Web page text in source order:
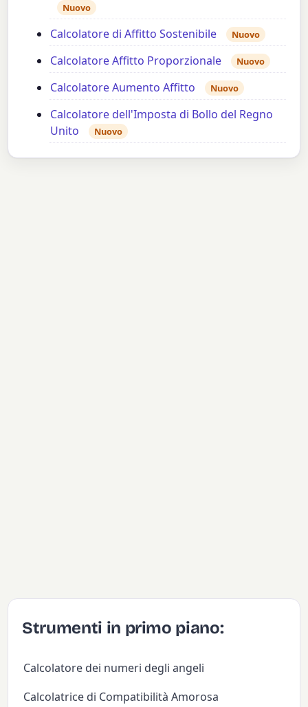
Nuovo
Calcolatore di Affitto Sostenibile Nuovo
Calcolatore Affitto Proporzionale Nuovo
Calcolatore Aumento Affitto Nuovo
Calcolatore dell'Imposta di Bollo del Regno
Unito
Nuovo
Strumenti in primo piano:
Calcolatore dei numeri degli angeli
Calcolatrice di Compatibilità Amorosa